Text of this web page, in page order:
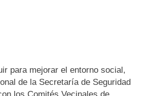
para mejorar el entorno social,
de la Secretaría de Seguridad